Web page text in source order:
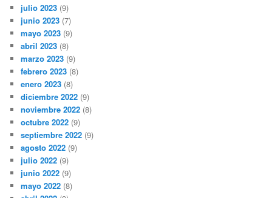
julio 2023 (9)
junio 2023 (7)
mayo 2023 (9)
abril 2023 (8)
marzo 2023 (9)
febrero 2023 (8)
enero 2023 (8)
diciembre 2022 (9)
noviembre 2022 (8)
octubre 2022 (9)
septiembre 2022 (9)
agosto 2022 (9)
julio 2022 (9)
junio 2022 (9)
mayo 2022 (8)